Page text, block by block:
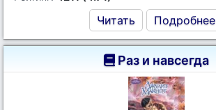
Читать Подробнее
Раз и навсегда